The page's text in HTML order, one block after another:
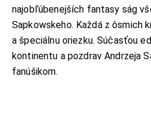
najobľúbenejších fantasy ság
Sapkowskeho. Každá z ôsmich
a špeciálnu oriezku. Súčasťou
kontinentu a pozdrav Andrzeja
fanúšikom.